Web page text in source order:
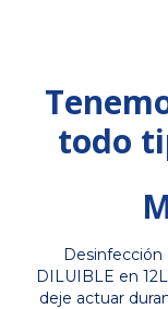
todo
Desinfección
DILUIBLE en
deje actuar